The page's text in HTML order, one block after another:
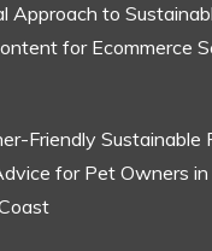
Approach to
for Ecommerce
Friendly Sustainable
for Pet Owners